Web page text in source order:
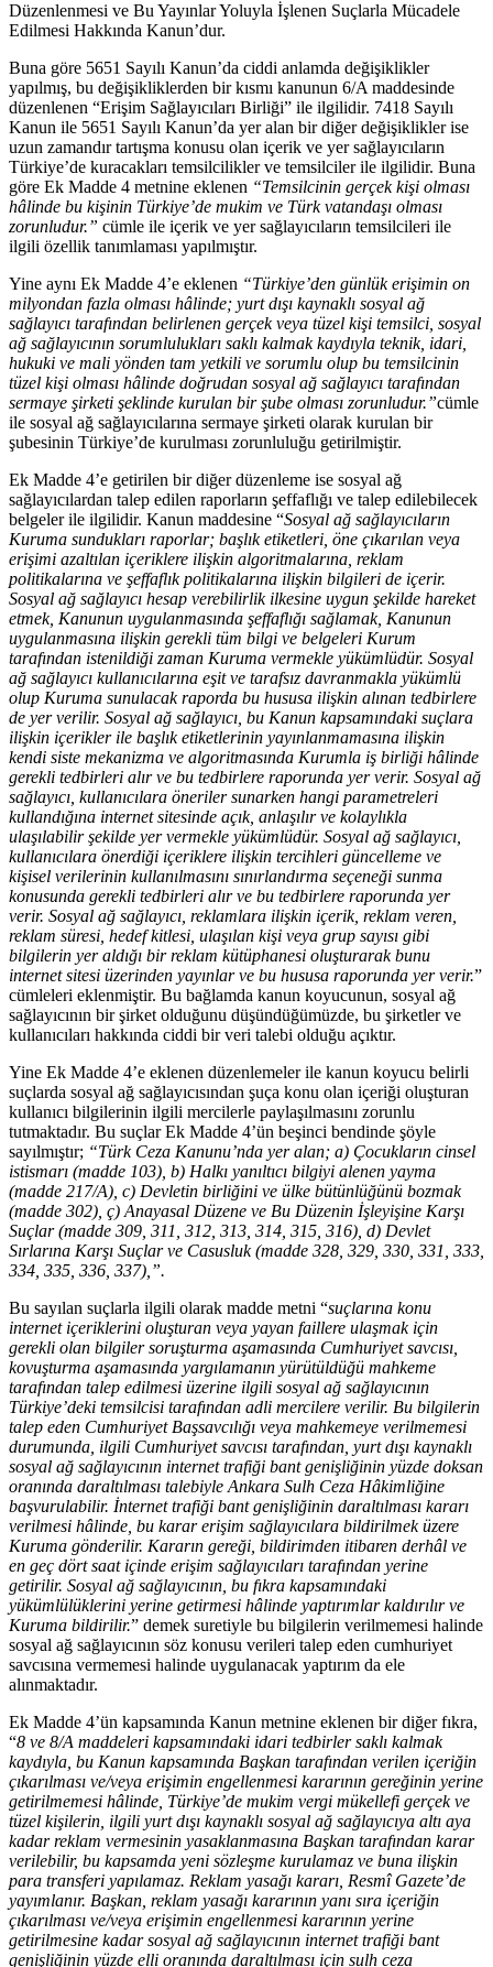
Düzenlenmesi ve Bu Yayınlar Yoluyla İşlenen Suçlarla Mücadele
Edilmesi Hakkında Kanun’dur.
Buna göre 5651 Sayılı Kanun’da ciddi anlamda değişiklikler
yapılmış, bu değişikliklerden bir kısmı kanunun 6/A maddesinde
düzenlenen “Erişim Sağlayıcıları Birliği” ile ilgilidir. 7418 Sayılı
Kanun ile 5651 Sayılı Kanun’da yer alan bir diğer değişiklikler ise
uzun zamandır tartışma konusu olan içerik ve yer sağlayıcıların
Türkiye’de kuracakları temsilcilikler ve temsilciler ile ilgilidir. Buna
göre Ek Madde 4 metnine eklenen “Temsilcinin gerçek kişi olması
hâlinde bu kişinin Türkiye’de mukim ve Türk vatandaşı olması
zorunludur.” cümle ile içerik ve yer sağlayıcıların temsilcileri ile
ilgili özellik tanımlaması yapılmıştır.
Yine aynı Ek Madde 4’e eklenen “Türkiye’den günlük erişimin on
milyondan fazla olması hâlinde; yurt dışı kaynaklı sosyal ağ
sağlayıcı tarafından belirlenen gerçek veya tüzel kişi temsilci, sosyal
ağ sağlayıcının sorumlulukları saklı kalmak kaydıyla teknik, idari,
hukuki ve mali yönden tam yetkili ve sorumlu olup bu temsilcinin
tüzel kişi olması hâlinde doğrudan sosyal ağ sağlayıcı tarafından
sermaye şirketi şeklinde kurulan bir şube olması zorunludur.”cümle
ile sosyal ağ sağlayıcılarına sermaye şirketi olarak kurulan bir
şubesinin Türkiye’de kurulması zorunluluğu getirilmiştir.
Ek Madde 4’e getirilen bir diğer düzenleme ise sosyal ağ
sağlayıcılardan talep edilen raporların şeffaflığı ve talep edilebilecek
belgeler ile ilgilidir. Kanun maddesine “Sosyal ağ sağlayıcıların
Kuruma sundukları raporlar; başlık etiketleri, öne çıkarılan veya
erişimi azaltılan içeriklere ilişkin algoritmalarına, reklam
politikalarına ve şeffaflık politikalarına ilişkin bilgileri de içerir.
Sosyal ağ sağlayıcı hesap verebilirlik ilkesine uygun şekilde hareket
etmek, Kanunun uygulanmasında şeffaflığı sağlamak, Kanunun
uygulanmasına ilişkin gerekli tüm bilgi ve belgeleri Kurum
tarafından istenildiği zaman Kuruma vermekle yükümlüdür. Sosyal
ağ sağlayıcı kullanıcılarına eşit ve tarafsız davranmakla yükümlü
olup Kuruma sunulacak raporda bu hususa ilişkin alınan tedbirlere
de yer verilir. Sosyal ağ sağlayıcı, bu Kanun kapsamındaki suçlara
ilişkin içerikler ile başlık etiketlerinin yayınlanmamasına ilişkin
kendi siste mekanizma ve algoritmasında Kurumla iş birliği hâlinde
gerekli tedbirleri alır ve bu tedbirlere raporunda yer verir. Sosyal ağ
sağlayıcı, kullanıcılara öneriler sunarken hangi parametreleri
kullandığına internet sitesinde açık, anlaşılır ve kolaylıkla
ulaşılabilir şekilde yer vermekle yükümlüdür. Sosyal ağ sağlayıcı,
kullanıcılara önerdiği içeriklere ilişkin tercihleri güncelleme ve
kişisel verilerinin kullanılmasını sınırlandırma seçeneği sunma
konusunda gerekli tedbirleri alır ve bu tedbirlere raporunda yer
verir. Sosyal ağ sağlayıcı, reklamlara ilişkin içerik, reklam veren,
reklam süresi, hedef kitlesi, ulaşılan kişi veya grup sayısı gibi
bilgilerin yer aldığı bir reklam kütüphanesi oluşturarak bunu
internet sitesi üzerinden yayınlar ve bu hususa raporunda yer verir.”
cümleleri eklenmiştir. Bu bağlamda kanun koyucunun, sosyal ağ
sağlayıcının bir şirket olduğunu düşündüğümüzde, bu şirketler ve
kullanıcıları hakkında ciddi bir veri talebi olduğu açıktır.
Yine Ek Madde 4’e eklenen düzenlemeler ile kanun koyucu belirli
suçlarda sosyal ağ sağlayıcısından şuça konu olan içeriği oluşturan
kullanıcı bilgilerinin ilgili mercilerle paylaşılmasını zorunlu
tutmaktadır. Bu suçlar Ek Madde 4’ün beşinci bendinde şöyle
sayılmıştır; “Türk Ceza Kanunu’nda yer alan; a) Çocukların cinsel
istismarı (madde 103), b) Halkı yanıltıcı bilgiyi alenen yayma
(madde 217/A), c) Devletin birliğini ve ülke bütünlüğünü bozmak
(madde 302), ç) Anayasal Düzene ve Bu Düzenin İşleyişine Karşı
Suçlar (madde 309, 311, 312, 313, 314, 315, 316), d) Devlet
Sırlarına Karşı Suçlar ve Casusluk (madde 328, 329, 330, 331, 333,
334, 335, 336, 337),”.
Bu sayılan suçlarla ilgili olarak madde metni “suçlarına konu
internet içeriklerini oluşturan veya yayan faillere ulaşmak için
gerekli olan bilgiler soruşturma aşamasında Cumhuriyet savcısı,
kovuşturma aşamasında yargılamanın yürütüldüğü mahkeme
tarafından talep edilmesi üzerine ilgili sosyal ağ sağlayıcının
Türkiye’deki temsilcisi tarafından adli mercilere verilir. Bu bilgilerin
talep eden Cumhuriyet Başsavcılığı veya mahkemeye verilmemesi
durumunda, ilgili Cumhuriyet savcısı tarafından, yurt dışı kaynaklı
sosyal ağ sağlayıcının internet trafiği bant genişliğinin yüzde doksan
oranında daraltılması talebiyle Ankara Sulh Ceza Hâkimliğine
başvurulabilir. İnternet trafiği bant genişliğinin daraltılması kararı
verilmesi hâlinde, bu karar erişim sağlayıcılara bildirilmek üzere
Kuruma gönderilir. Kararın gereği, bildirimden itibaren derhâl ve
en geç dört saat içinde erişim sağlayıcıları tarafından yerine
getirilir. Sosyal ağ sağlayıcının, bu fıkra kapsamındaki
yükümlülüklerini yerine getirmesi hâlinde yaptırımlar kaldırılır ve
Kuruma bildirilir.” demek suretiyle bu bilgilerin verilmemesi halinde
sosyal ağ sağlayıcının söz konusu verileri talep eden cumhuriyet
savcısına vermemesi halinde uygulanacak yaptırım da ele
alınmaktadır.
Ek Madde 4’ün kapsamında Kanun metnine eklenen bir diğer fıkra,
“8 ve 8/A maddeleri kapsamındaki idari tedbirler saklı kalmak
kaydıyla, bu Kanun kapsamında Başkan tarafından verilen içeriğin
çıkarılması ve/veya erişimin engellenmesi kararının gereğinin yerine
getirilmemesi hâlinde, Türkiye’de mukim vergi mükellefi gerçek ve
tüzel kişilerin, ilgili yurt dışı kaynaklı sosyal ağ sağlayıcıya altı aya
kadar reklam vermesinin yasaklanmasına Başkan tarafından karar
verilebilir, bu kapsamda yeni sözleşme kurulamaz ve buna ilişkin
para transferi yapılamaz. Reklam yasağı kararı, Resmî Gazete’de
yayımlanır. Başkan, reklam yasağı kararının yanı sıra içeriğin
çıkarılması ve/veya erişimin engellenmesi kararının yerine
getirilmesine kadar sosyal ağ sağlayıcının internet trafiği bant
genişliğinin yüzde elli oranında daraltılması için sulh ceza